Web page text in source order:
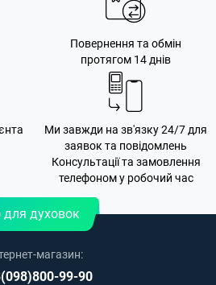
Повернення та обмін
протягом 14 днів
Ми завжди на зв'язку 24/7 для
заявок та повідомлень
Консультації та замовлення
телефоном у робочий час
для духовок
магазин:
99-90